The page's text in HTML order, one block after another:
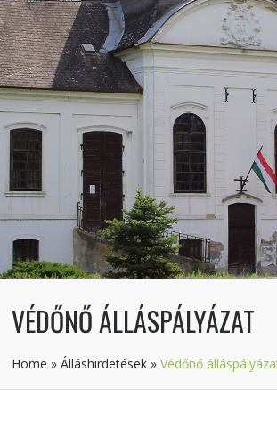
VÉDŐNŐ ÁLLÁSPÁLYÁZAT
Home »Álláshirdetések »Védőnő